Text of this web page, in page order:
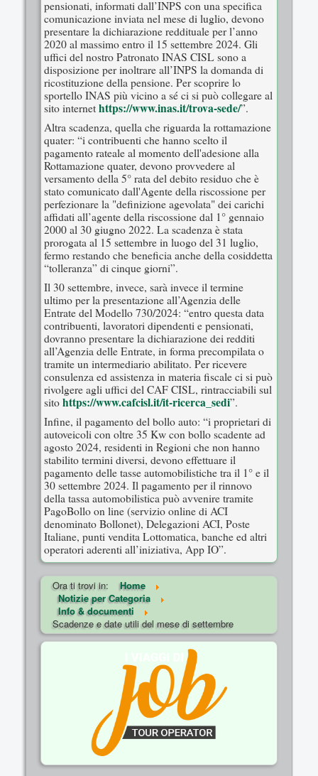
pensionati, informati dall’INPS con una specifica
comunicazione inviata nel mese di luglio, devono
presentare la dichiarazione reddituale per l’anno
2020 al massimo entro il 15 settembre 2024. Gli
uffici del nostro Patronato INAS CISL sono a
disposizione per inoltrare all’INPS la domanda di
ricostituzione della pensione. Per scoprire lo
sportello INAS più vicino a sé ci si può collegare al
sito internet https://www.inas.it/trova-sede/”.
Altra scadenza, quella che riguarda la rottamazione
quater: “i contribuenti che hanno scelto il
pagamento rateale al momento dell'adesione alla
Rottamazione quater, devono provvedere al
versamento della 5° rata del debito residuo che è
stato comunicato dall'Agente della riscossione per
perfezionare la "definizione agevolata" dei carichi
affidati all’agente della riscossione dal 1° gennaio
2000 al 30 giugno 2022. La scadenza è stata
prorogata al 15 settembre in luogo del 31 luglio,
fermo restando che beneficia anche della cosiddetta
“tolleranza” di cinque giorni”.
Il 30 settembre, invece, sarà invece il termine
ultimo per la presentazione all’Agenzia delle
Entrate del Modello 730/2024: “entro questa data
contribuenti, lavoratori dipendenti e pensionati,
dovranno presentare la dichiarazione dei redditi
all’Agenzia delle Entrate, in forma precompilata o
tramite un intermediario abilitato. Per ricevere
consulenza ed assistenza in materia fiscale ci si può
rivolgere agli uffici del CAF CISL, rintracciabili sul
sito https://www.cafcisl.it/it-ricerca_sedi”.
Infine, il pagamento del bollo auto: “i proprietari di
autoveicoli con oltre 35 Kw con bollo scadente ad
agosto 2024, residenti in Regioni che non hanno
stabilito termini diversi, devono effettuare il
pagamento delle tasse automobilistiche tra il 1° e il
30 settembre 2024. Il pagamento per il rinnovo
della tassa automobilistica può avvenire tramite
PagoBollo on line (servizio online di ACI
denominato Bollonet), Delegazioni ACI, Poste
Italiane, punti vendita Lottomatica, banche ed altri
operatori aderenti all’iniziativa, App IO”.
Ora ti trovi in:
Home
Notizie per Categoria
Info & documenti
Scadenze e date utili del mese di settembre